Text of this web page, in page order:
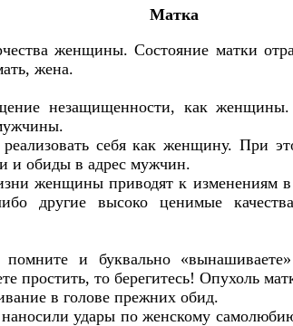
Матка
женщины. Состояние матки
жена.
незащищенности, как женщины.
себя как женщину. При
и обиды в адрес мужчин.
женщины приводят к изменениям
другие высоко ценимые
и буквально
простить, то берегитесь! Опухоль
в голове прежних обид.
удары по женскому